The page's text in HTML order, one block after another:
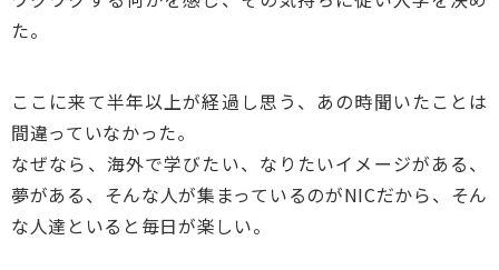
た。
ここに来て半年以上が経過し思う、あの時聞いたことは
間違っていなかった。
なぜなら、海外で学びたい、なりたいイメージがある、
夢がある、そんな人が集まっているのがNICだから、そん
な人達といると毎日が楽しい。